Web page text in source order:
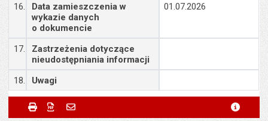
16.
Data zamieszczenia w
wykazie danych
o dokumencie
01.07.2026
17.
Zastrzeżenia dotyczące
nieudostępniania informacji
18.
Uwagi
Metryczka
Odpowiedzialny za treść:
Małgorzata Demianowicz
Powiadom znajomego
Powiadom znajomego
Twoje imię i nazwisko
Drukuj Zapisz do PDF